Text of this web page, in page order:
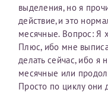
выделения, но я
действие,и это
месячные. Вопрос: Я
Плюс, ибо мне
делать сейчас, ибо я
месячные или
Просто по циклу они
О каком враче
Ваш отзыв
Электронная почта*
Номер телефона*
Наши специалисты
общую информацию
ваших вопросов.
и мы постараемся
скорее.
Я подтверждаю,
изменения и
внимательно
заявки.
После отправки